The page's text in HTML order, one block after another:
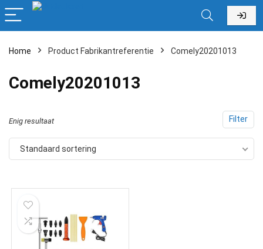
Home Product Fabrikantreferentie ‎Comely20201013
‎Comely20201013
Filter
Enig resultaat
Standaard sortering